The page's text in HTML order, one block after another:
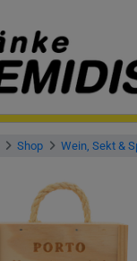
Shop Wein, Sekt &